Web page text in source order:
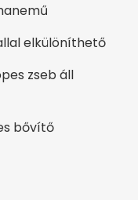
elkülöníthető
zseb áll
bővítő